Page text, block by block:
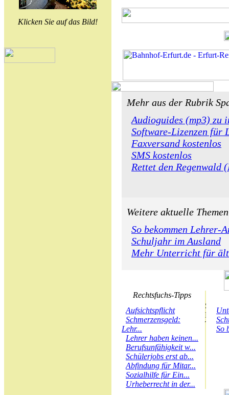
Klicken Sie auf das Bild!
Mehr aus der Rubrik
Audioguides (mp3) zu
Software-Lizenzen für
Faxversand kostenlos
SMS kostenlos
Rettet den Regenwald
Weitere aktuelle
So bekommen Lehrer-
Schuljahr im Ausland
Mehr Unterricht für
Rechtsfuchs-Tipps
Aufsichtspflicht
Schmerzensgeld:
Lehr...
Lehrer haben keinen...
Berufsunfähigkeit w...
Schülerjobs erst ab...
Abfindung für Mitar...
Sozialhilfe für Ein...
Urheberrecht in der...
So